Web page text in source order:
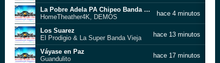
La Pobre Adela PA Chipeo Banda Real TIPICO PARA MUSICOLOGOS
HomeTheather4K, DEMOS
hace 4 minutos
Los Suarez
El Prodigio & La Super Banda Vieja
hace 13 minutos
Váyase en Paz
Guandulito
hace 17 minutos